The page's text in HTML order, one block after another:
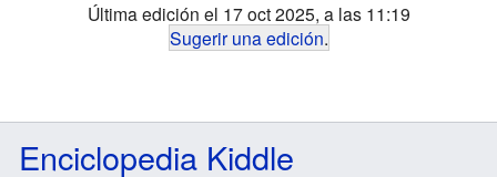
Última edición el 17 oct 2025, a las 11:19
Sugerir una edición.
Enciclopedia Kiddle